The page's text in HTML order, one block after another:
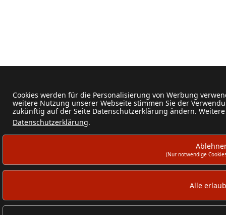
Cookies werden für die Personalisierung von Werbung
weitere Nutzung unserer Webseite stimmen Sie der
zukünftig auf der Seite Datenschutzerklärung ändern.
Datenschutzerklärung.
(Nur notwendige
Alle